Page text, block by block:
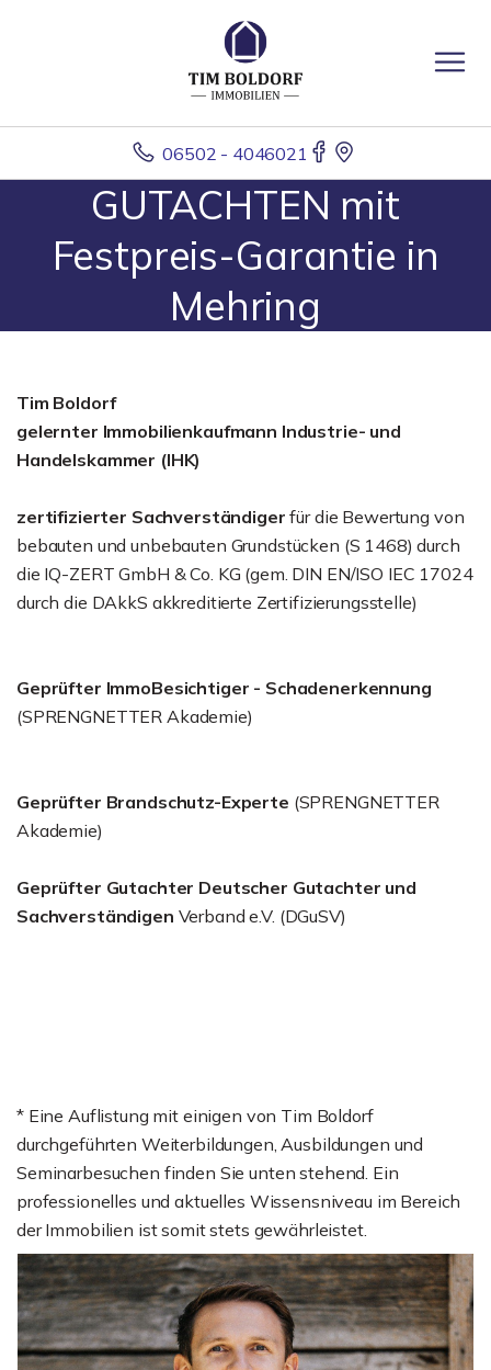
06502 - 4046021
GUTACHTEN mit
Festpreis-Garantie in
Mehring
Tim Boldorf
gelernter Immobilienkaufmann Industrie- und
Handelskammer (IHK)
zertifizierter Sachverständiger für die Bewertung von
bebauten und unbebauten Grundstücken (S 1468) durch
die IQ-ZERT GmbH & Co. KG (gem. DIN EN/ISO IEC 17024
durch die DAkkS akkreditierte Zertifizierungsstelle)
Geprüfter ImmoBesichtiger - Schadenerkennung
(SPRENGNETTER Akademie)
Geprüfter Brandschutz-Experte (SPRENGNETTER
Akademie)
Geprüfter Gutachter Deutscher Gutachter und
Sachverständigen Verband e.V. (DGuSV)
* Eine Auflistung mit einigen von Tim Boldorf
durchgeführten Weiterbildungen, Ausbildungen und
Seminarbesuchen finden Sie unten stehend. Ein
professionelles und aktuelles Wissensniveau im Bereich
der Immobilien ist somit stets gewährleistet.